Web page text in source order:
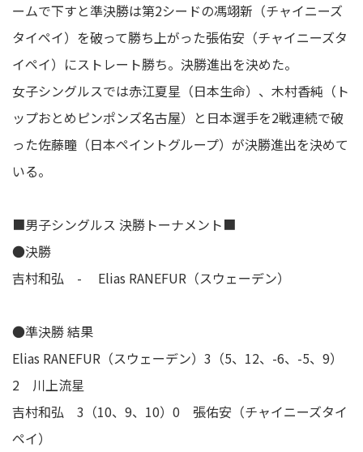
ームで下すと準決勝は第2シードの馮翊新（チャイニーズ
タイペイ）を破って勝ち上がった張佑安（チャイニーズタ
イペイ）にストレート勝ち。決勝進出を決めた。
女子シングルスでは赤江夏星（日本生命）、木村香純（ト
ップおとめピンポンズ名古屋）と日本選手を2戦連続で破
った佐藤瞳（日本ペイントグループ）が決勝進出を決めて
いる。
■男子シングルス 決勝トーナメント■
●決勝
吉村和弘 - Elias RANEFUR（スウェーデン）
●準決勝 結果
Elias RANEFUR（スウェーデン）3（5、12、-6、-5、9）
2 川上流星
吉村和弘 3（10、9、10）0 張佑安（チャイニーズタイ
ペイ）